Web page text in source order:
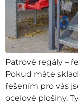
Patrové regály –
Pokud máte
řešením pro vás
ocelové plošiny.